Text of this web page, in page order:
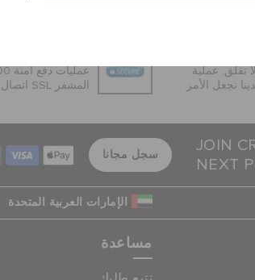
تقلق. عملية
تجعل الأمر
اتصال SSL المشفر
JOIN
NEXT
سجل مجانا
الإمارات العربية المتحدة
مساعدة